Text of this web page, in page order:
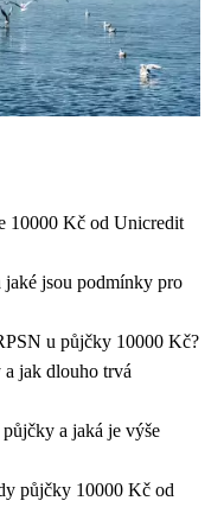
10000 Kč od Unicredit
jaké jsou podmínky pro
u půjčky 10000 Kč?
jak dlouho trvá
a jaká je výše
půjčky 10000 Kč od